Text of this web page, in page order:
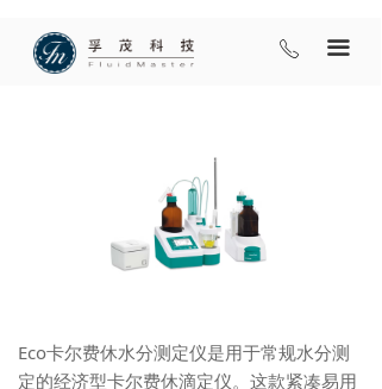
ꂅ 끀
Eco卡尔费休水分测定仪是用于常规水分测
定的经济型卡尔费休滴定仪。这款紧凑易用